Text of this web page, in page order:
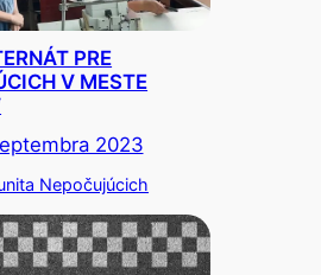
PRE
V MESTE
2023
Nepočujúcich